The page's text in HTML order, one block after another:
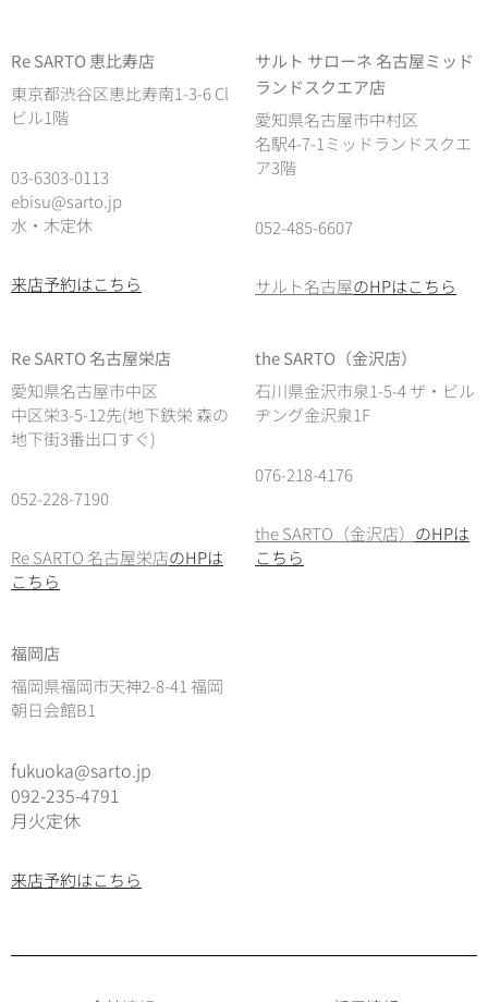
Re SARTO 恵比寿店
東京都渋谷区恵比寿南1-3-6 Cl
ビル1階
03-6303-0113
ebisu@sarto.jp
水・木定休
来店予約はこちら
サルト サローネ 名古屋ミッド
ランドスクエア店
愛知県名古屋市中村区
名駅4-7-1ミッドランドスクエ
ア3階
052-485-6607
サルト名古屋のHPはこちら
Re SARTO 名古屋栄店
愛知県名古屋市中区
中区栄3-5-12先(地下鉄栄 森の
地下街3番出口すぐ)
052-228-7190
Re SARTO 名古屋栄店のHPは
こちら
the SARTO（金沢店）
石川県金沢市泉1-5-4 ザ・ビル
ヂング金沢泉1F
076-218-4176
the SARTO（金沢店） のHPは
こちら
福岡店
福岡県福岡市天神2-8-41 福岡
朝日会館B1
fukuoka@sarto.jp
092-235-4791
月火定休
来店予約はこちら